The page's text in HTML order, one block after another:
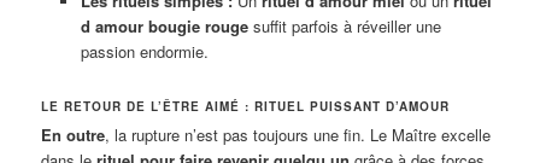
d amour bougie rougesuffit parfois à réveiller une
passion endormie.
LE RETOUR DE L’ÊTRE AIMÉ : RITUEL PUISSANT D’AMOUR
En outre, la rupture n’est pas toujours une fin. Le Maître excelle